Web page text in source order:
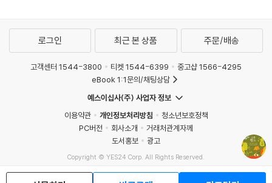
로그인 최근 본 상품 주문/배송
고객센터 1544-3800 티켓 1544-6399
중고샵 1566-4295
eBook 1:1문의/채팅상담
예스이십사(주) 사업자 정보
이용약관
개인정보처리방침
청소년보호정책
PC버전
회사소개
거래처관계자께
도서홍보
광고
Copyright © YES24 Corp. All Rights Reserved.